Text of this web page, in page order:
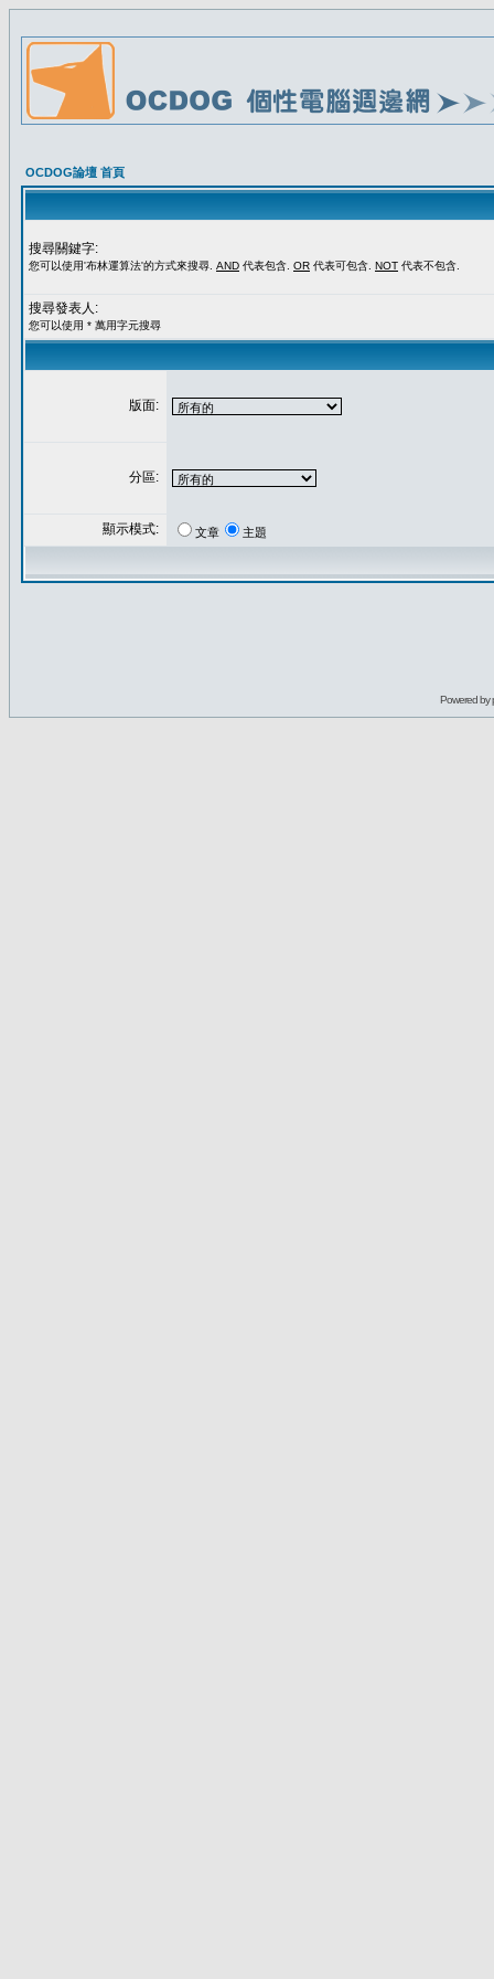
OCDOG論壇 首頁
搜尋關鍵字:
您可以使用'布林運算法'的方式來搜尋. AND 代表包含. OR 代表可包含. NOT 代表不包含.
搜尋發表人:
您可以使用 * 萬用字元搜尋
版面:
分區:
顯示模式: 文章 主題
Powered by